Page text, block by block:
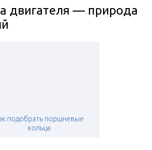
двигателя — природа
подобрать поршневые
кольца